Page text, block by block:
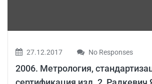
27.12.2017 No Responses
2006. Метрология,